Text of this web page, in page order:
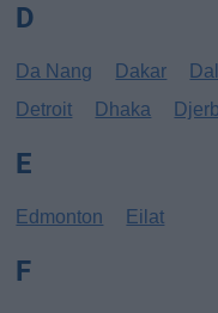
D
Da Nang Dakar
Detroit
Dhaka
E
Edmonton Eilat
F